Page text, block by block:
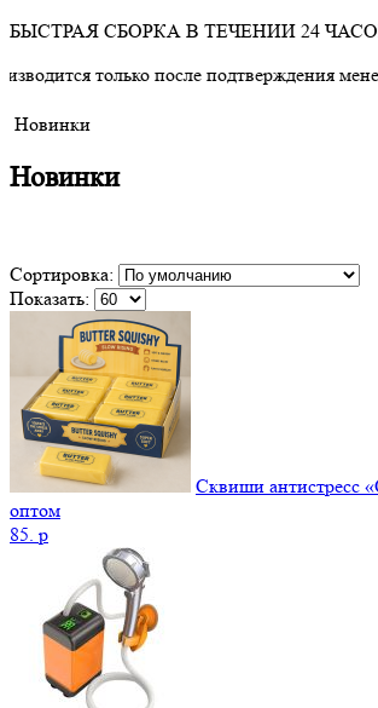
БЫСТРАЯ СБОРКА В ТЕЧЕНИИ 24
после подтверждения менеджером о
Новинки
Новинки
Сортировка:
Показать:
Сквиши антистресс
оптом
85. p